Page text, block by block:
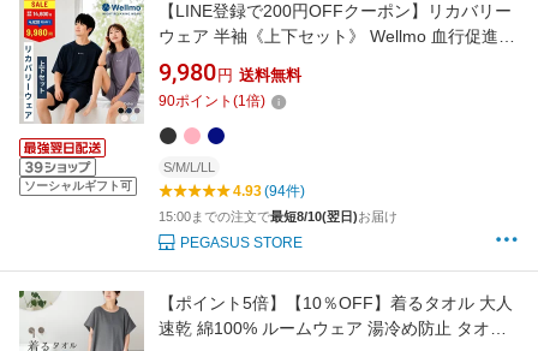
ソーシャルギフト可
【LINE登録で200円OFFクーポン】リカバリー
ウェア 半袖《上下セット》 Wellmo 血行促進/
なめらかな肌触り 遠赤外線 パジャマ メンズ レ
ディース 夏 男女兼用 吸汗速乾 ルームウェア ギ
フト プレゼント 睡眠 サポート 快眠 グッズ 在
宅勤務【30日間全額返金保証】
9,980 円 送料無料
90ポイント (1倍)
S/M/L/LL
4.93(94件)
15:00までの注文で最短8/10(翌日)お届け
PEGASUS STORE
【ポイント5倍】【10％OFF】着るタオル 大人
速乾 綿100% ルームウェア 湯冷め防止 タオル